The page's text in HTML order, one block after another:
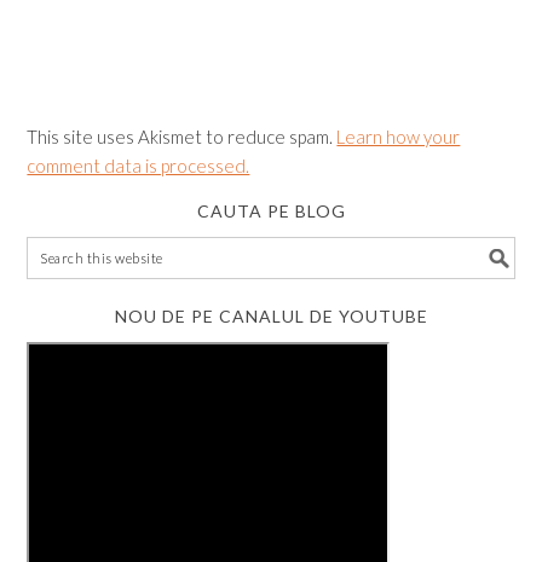
This site uses Akismet to reduce spam. Learn how your
comment data is processed.
CAUTA PE BLOG
NOU DE PE CANALUL DE YOUTUBE